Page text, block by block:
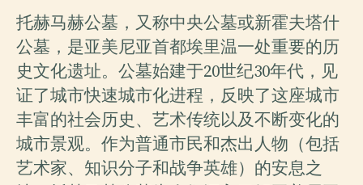
托赫马赫公墓，又称中央公墓或新霍夫塔什
公墓，是亚美尼亚首都埃里温一处重要的历
史文化遗址。公墓始建于20世纪30年代，见
证了城市快速城市化进程，反映了这座城市
丰富的社会历史、艺术传统以及不断变化的
城市景观。作为普通市民和杰出人物（包括
艺术家、知识分子和战争英雄）的安息之